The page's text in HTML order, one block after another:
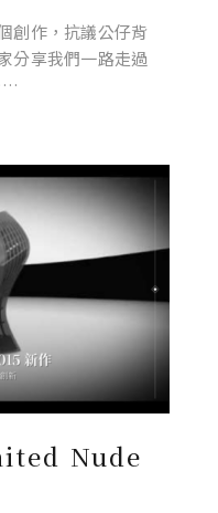
創作，抗議公仔背
分享我們一路走過
Nude